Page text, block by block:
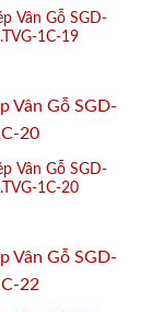
Vân Gỗ SGD-
1C-19
Vân Gỗ SGD-
1C-20